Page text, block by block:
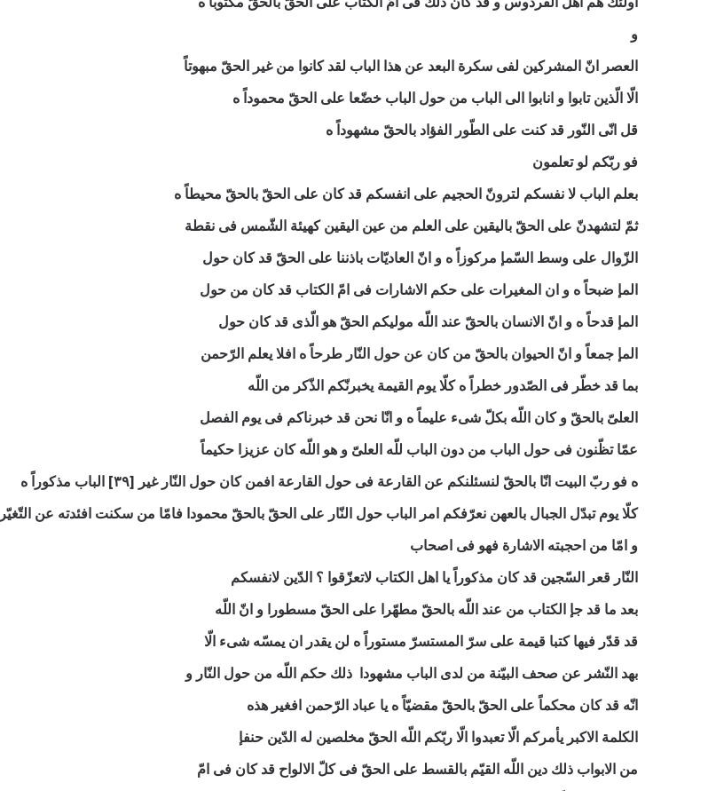
و
العصر انّ المشركين لفی سكرة البعد عن هذا الباب لقد كانوا من غير الحقّ مبهوتاً
الّا الّذين تابوا و انابوا الی الباب من حول الباب خضّعا علی الحقّ محموداً ه
قل انّی النّور قد كنت علی الطّور الفؤاد بالحقّ مشهوداً ه
فو ربّكم لو تعلمون
بعلم الباب لا نفسكم لترونّ الحجيم علی انفسكم قد كان علی الحقّ بالحقّ محيطاً ه
ثمّ لتشهدنّ علی الحقّ باليقين علی العلم من عين اليقين كهيئة الشّمس فی نقطة
الزّوال علی وسط السّمإ مركوزاً ه و انّ العاديّات باذننا علی الحقّ قد كان حول
المإ ضبحاً ه و ان المغيرات علی حكم الاشارات فی امّ الكتاب قد كان من حول
المإ قدحاً ه و انّ الانسان بالحقّ عند اللّه موليكم الحقّ هو الّذی قد كان حول
المإ جمعاً و انّ الحيوان بالحقّ من كان عن حول النّار طرحاً ه افلا يعلم الرّحمن
بما قد خطّر فی الصّدور خطراً ه كلّا يوم القيمة يخبرنّكم الذّكر من اللّه
العلیّ بالحقّ و كان اللّه بكلّ شیء عليماً ه و انّا نحن قد خبرناكم فی يوم الفصل
عمّا تظّنون فی حول الباب من دون الباب للّه العلیّ و هو اللّه كان عزيزا حكيماً
ه فو ربّ البيت انّا بالحقّ لنسئلنكم عن القارعة فی حول القارعة افمن كان حول النّار غير [۳۹] الباب مذكوراً ه
كلّا يوم تبدّل الجبال بالعهن نعرّفكم امر الباب حول النّار علی الحقّ بالحقّ محمودا فامّا من سكنت افئدته عن
و امّا من احجبته الاشارة فهو فی اصحاب
النّار قعر السّجين قد كان مذكوراً يا اهل الكتاب لاتعزّقوا ؟ الدّين لانفسكم
بعد ما قد جإ الكتاب من عند اللّه بالحقّ مطهّرا علی الحقّ مسطورا و انّ اللّه
قد قدّر فيها كتبا قيمة علی سرّ المستسرّ مستوراً ه لن يقدر ان يمسّه شیء الّا
بهد النّشر عن صحف البيّنة من لدی الباب مشهودا ذلك حكم اللّه من حول النّار و
انّه قد كان محكماً علی الحقّ بالحقّ مقضيّاً ه يا عباد الرّحمن افغير هذه
الكلمة الاكبر يأمركم الّا تعبدوا الّا ربّكم اللّه الحقّ مخلصين له الدّين حنفإ
من الابواب ذلك دين اللّه القيّم بالقسط علی الحقّ فی كلّ الالواح قد كان فی امّ